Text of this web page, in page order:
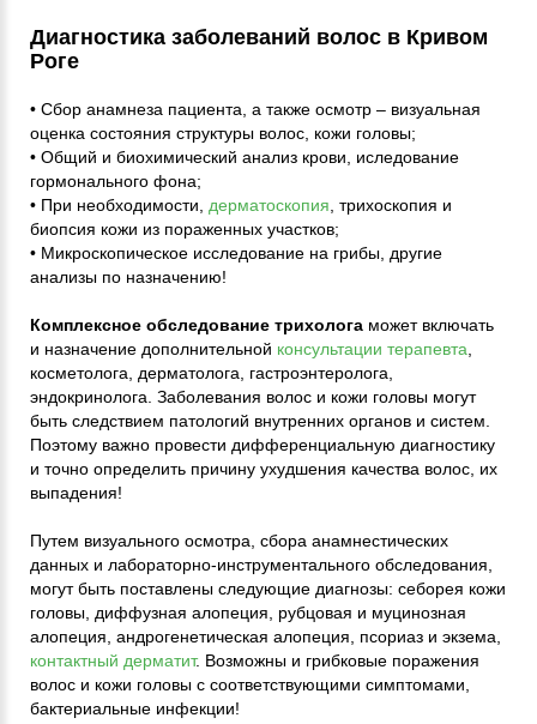
Диагностика заболеваний волос в Кривом
Роге
• Сбор анамнеза пациента, а также осмотр – визуальная
оценка состояния структуры волос, кожи головы;
• Общий и биохимический анализ крови, иследование
гормонального фона;
• При необходимости, дерматоскопия , трихоскопия и
биопсия кожи из пораженных участков;
• Микроскопическое исследование на грибы, другие
анализы по назначению!
Комплексное обследование трихолога может включать
и назначение дополнительной консультации терапевта
косметолога, дерматолога, гастроэнтеролога,
эндокринолога. Заболевания волос и кожи головы могут
быть следствием патологий внутренних органов и систем.
Поэтому важно провести дифференциальную диагностику
и точно определить причину ухудшения качества волос, их
выпадения!
Путем визуального осмотра, сбора анамнестических
данных и лабораторно-инструментального обследования,
могут быть поставлены следующие диагнозы: себорея кожи
головы, диффузная алопеция, рубцовая и муцинозная
алопеция, андрогенетическая алопеция, псориаз и экзема,
контактный дерматит. Возможны и грибковые поражения
волос и кожи головы с соответствующими симптомами,
бактериальные инфекции!